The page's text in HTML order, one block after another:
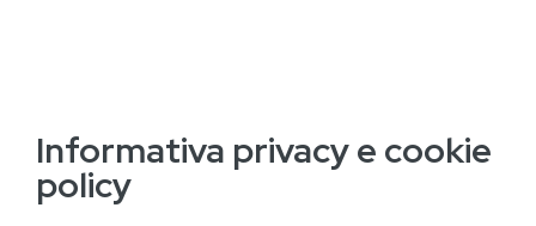
Informativa privacy e cookie
policy